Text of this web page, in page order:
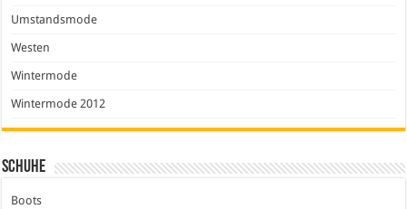
Umstandsmode
Westen
Wintermode
Wintermode 2012
Schuhe
Boots